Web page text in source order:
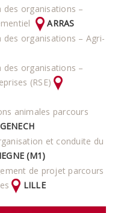
des organisations –
ARRAS
des organisations – Agri-
des organisations –
(RSE)
animales parcours
GENECH
et conduite du
(M1)
de projet parcours
LILLE